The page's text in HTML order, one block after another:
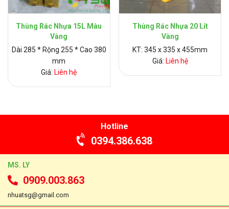
Thùng Rác Nhựa 15L Màu
Vàng
Dài 285 * Rộng 255 * Cao 380
mm
Giá: Liên hệ
Thùng Rác Nhựa 20 Lít
Vàng
KT: 345 x 335 x 455mm
Giá: Liên hệ
Hotline
0394.386.638
MS. LY
0909.003.863
nhuatsg@gmail.com